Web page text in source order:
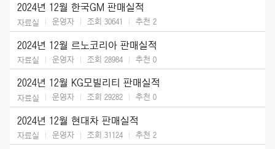
2024년 12월 한국GM 판매실적
자료실 운영자 조회 30641 추천 2
2024년 12월 르노코리아 판매실적
자료실 운영자 조회 28984 추천 0
2024년 12월 KG모빌리티 판매실적
자료실 운영자 조회 29282 추천 0
2024년 12월 현대차 판매실적
자료실 운영자 조회 31124 추천 2